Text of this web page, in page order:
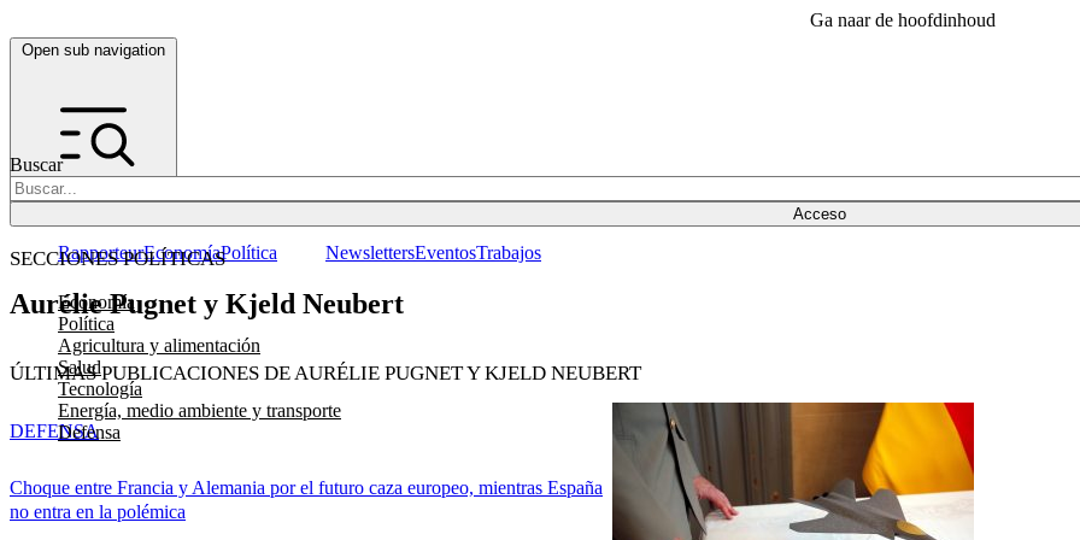
Ga naar de hoofdinhoud
Open sub navigation
Buscar
Acceso
SECCIONES POLÍTICAS
Economía
Política
Agricultura y alimentación
Salud
Tecnología
Energía, medio ambiente y transporte
Defensa
RapporteurEconomíaPolítica NewslettersEventosTrabajos
Aurélie Pugnet y Kjeld Neubert
ÚLTIMAS PUBLICACIONES DE AURÉLIE PUGNET Y KJELD NEUBERT
Choque entre Francia y Alemania por el futuro caza europeo, mientras España
no entra en la polémica
DEFENSA